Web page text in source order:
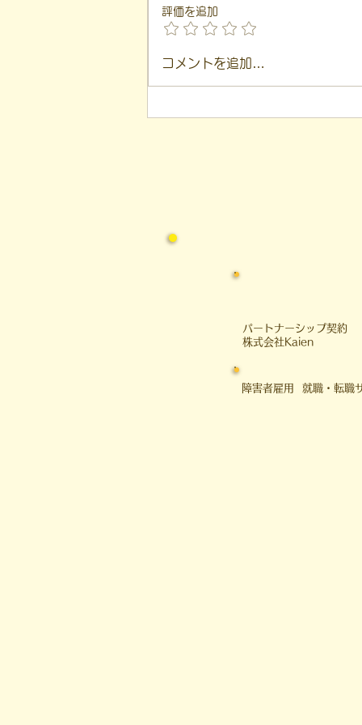
【代表ブログ】冷蔵庫に貼ら
社会への一歩
評価を追加
コメントを追加…
​パートナーシップ契約
​株式会社Kaien
障害者雇用 就職・転職